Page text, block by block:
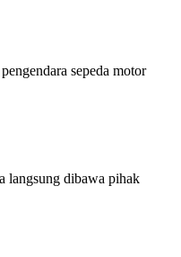
sepeda motor
langsung dibawa pihak